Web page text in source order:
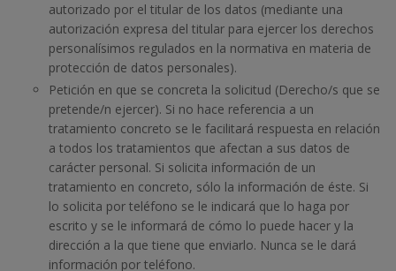
autorizado por el titular de los datos (mediante una
autorización expresa del titular para ejercer los derechos
personalísimos regulados en la normativa en materia de
protección de datos personales).
Petición en que se concreta la solicitud (Derecho/s que se
pretende/n ejercer). Si no hace referencia a un
tratamiento concreto se le facilitará respuesta en relación
a todos los tratamientos que afectan a sus datos de
carácter personal. Si solicita información de un
tratamiento en concreto, sólo la información de éste. Si
lo solicita por teléfono se le indicará que lo haga por
escrito y se le informará de cómo lo puede hacer y la
dirección a la que tiene que enviarlo. Nunca se le dará
información por teléfono.